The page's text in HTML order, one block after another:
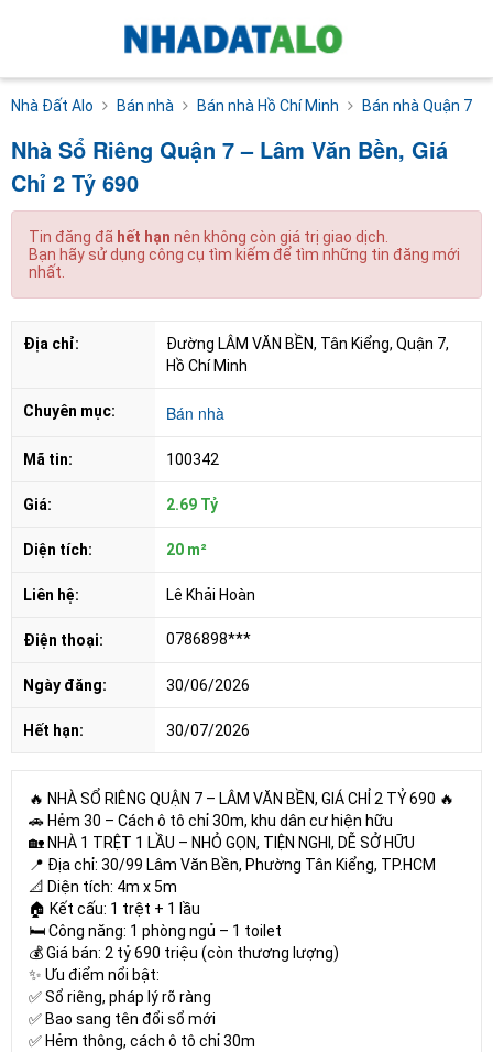
Nhà Đất Alo Bán nhà Bán nhà Hồ Chí Minh Bán nhà Quận 7
Nhà Sổ Riêng Quận 7 – Lâm Văn Bền, Giá
Chỉ 2 Tỷ 690
Tin đăng đã hết hạn nên không còn giá trị giao dịch.
Bạn hãy sử dụng công cụ tìm kiếm để tìm những tin đăng mới
nhất.
Địa chỉ:
Đường LÂM VĂN BỀN, Tân Kiểng, Quận 7,
Hồ Chí Minh
Chuyên mục: Bán nhà
Mã tin: 100342
Giá: 2.69 Tỷ
Diện tích: 20 m²
Liên hệ: Lê Khải Hoàn
Điện thoại: 0786898***
Ngày đăng: 30/06/2026
Hết hạn: 30/07/2026
🔥 NHÀ SỔ RIÊNG QUẬN 7 – LÂM VĂN BỀN, GIÁ CHỈ 2 TỶ 690 🔥
🚗 Hẻm 30 – Cách ô tô chỉ 30m, khu dân cư hiện hữu
🏡 NHÀ 1 TRỆT 1 LẦU – NHỎ GỌN, TIỆN NGHI, DỄ SỞ HỮU
📍 Địa chỉ: 30/99 Lâm Văn Bền, Phường Tân Kiểng, TP.HCM
📐 Diện tích: 4m x 5m
🏠 Kết cấu: 1 trệt + 1 lầu
🛏️ Công năng: 1 phòng ngủ – 1 toilet
💰 Giá bán: 2 tỷ 690 triệu (còn thương lượng)
✨ Ưu điểm nổi bật:
✅ Sổ riêng, pháp lý rõ ràng
✅ Bao sang tên đổi sổ mới
✅ Hẻm thông, cách ô tô chỉ 30m